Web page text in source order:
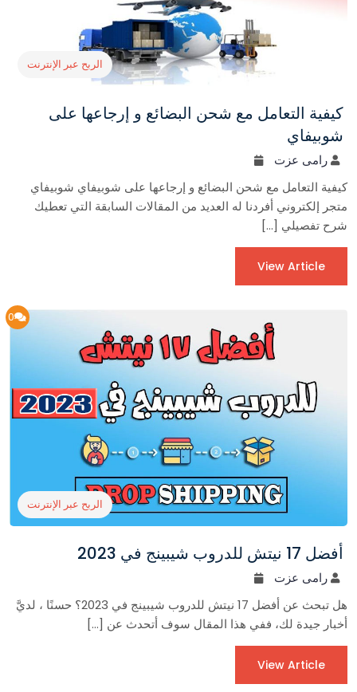
الربح عبر الإنترنت
كيفية التعامل مع شحن البضائع و إرجاعها على
شوبيفاي
رامى عزت
كيفية التعامل مع شحن البضائع و إرجاعها على شوبيفاي شوبيفاي
متجر إلكتروني أفردنا له العديد من المقالات السابقة التي تعطيك
شرح تفصيلي […]
View Article
0
الربح عبر الإنترنت
أفضل 17 نيتش للدروب شيبينج في 2023
رامى عزت
هل تبحث عن أفضل 17 نيتش للدروب شيبينج في 2023؟ حسنًا ، لديَّ
أخبار جيدة لك، ففي هذا المقال سوف أتحدث عن […]
View Article